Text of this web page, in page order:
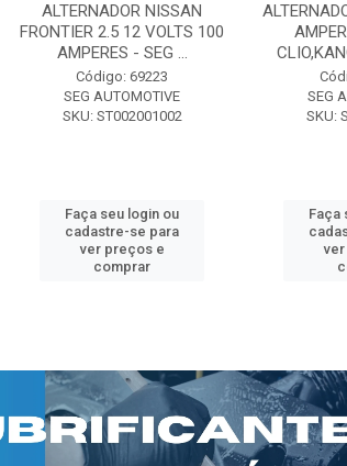
ALTERNADOR NISSAN
FRONTIER 2.5 12 VOLTS 100
AMPERES - SEG ...
Código: 69223
SEG AUTOMOTIVE
SKU: ST002001002
Faça seu login ou
cadastre-se para
ver preços e
comprar
SEG
SKU:
Faça